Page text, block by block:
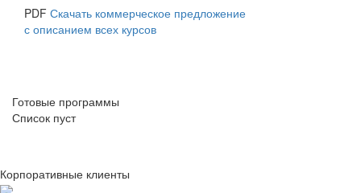
PDF Скачать коммерческое предложение
с описанием всех курсов
Готовые программы
Список пуст
Корпоративные клиенты